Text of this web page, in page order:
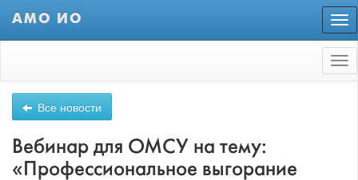
АМО ИО
Все новости
Вебинар для ОМСУ на тему:
«Профессиональное выгорание